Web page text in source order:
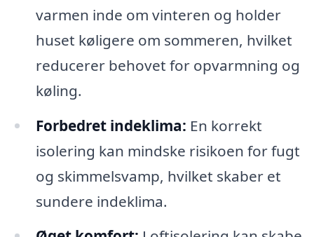
varmen inde om vinteren og holder
huset køligere om sommeren, hvilket
reducerer behovet for opvarmning og
køling.
Forbedret indeklima: En korrekt
isolering kan mindske risikoen for fugt
og skimmelsvamp, hvilket skaber et
sundere indeklima.